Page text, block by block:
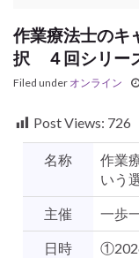
作業療法士のキ
択 ４回シリー
Filed under オンライン
Post Views: 726
名称
作業
いう
主催 一歩
日時